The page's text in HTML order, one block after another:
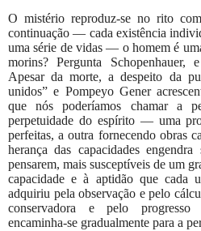
O mistério reproduz-se no rito
continuação — cada existência
uma série de vidas — o homem é
morins? Pergunta Schopenhauer,
Apesar da morte, a despeito da
unidos” e Pompeyo Gener
que nós poderíamos chamar a
perpetuidade do espírito — uma
perfeitas, a outra fornecendo obras
herança das capacidades
pensarem, mais susceptíveis de um
capacidade e à aptidão que cada
adquiriu pela observação e pelo
conservadora e pelo
encaminha-se gradualmente para a